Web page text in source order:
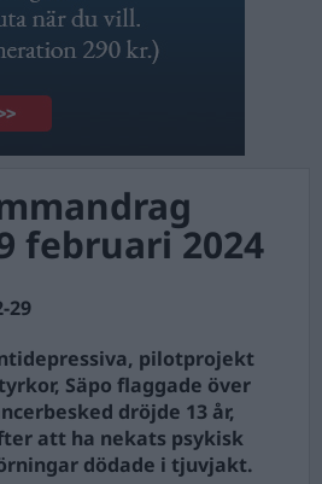
februari 2024
29
pilotprojekt
Säpo flaggade över
dröjde 13 år,
att ha nekats psykisk
dödade i tjuvjakt.